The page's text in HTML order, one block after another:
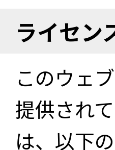
ライセン
このウェ
提供され
は、以下